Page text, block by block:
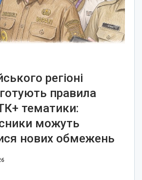
регіоні
правила
тематики:
можуть
нових обмежень